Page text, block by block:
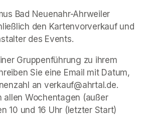
Bad Neuenahr-Ahrweiler
den Kartenvorverkauf und
des Events.
Gruppenführung zu ihrem
Sie eine Email mit Datum,
an verkauf@ahrtal.de.
allen Wochentagen (außer
10 und 16 Uhr (letzter Start)